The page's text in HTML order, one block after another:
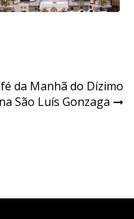
da Manhã do Dízimo
na São Luís Gonzaga